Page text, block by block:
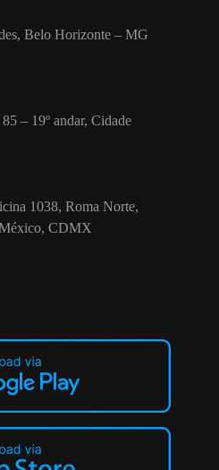
Belo Horizonte – MG
– 19º andar, Cidade
1038, Roma Norte,
CDMX